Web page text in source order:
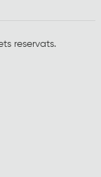
reservats.